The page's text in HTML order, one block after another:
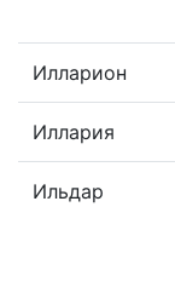
Илларион
Иллария
Ильдар